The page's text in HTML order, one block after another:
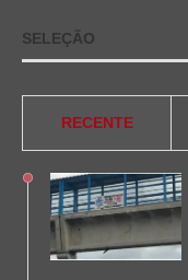
SELEÇÃO
RECENTE